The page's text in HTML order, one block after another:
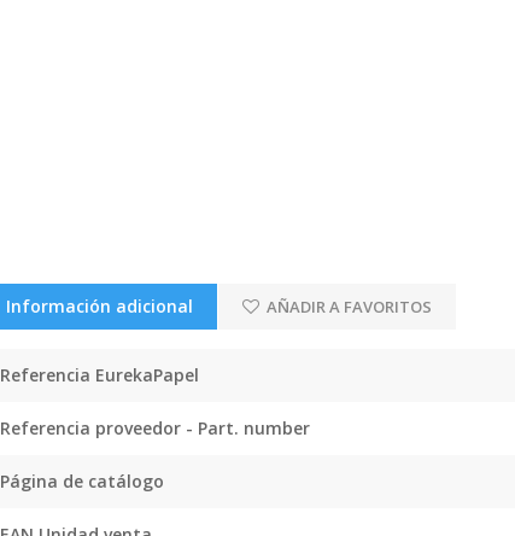
Información adicional AÑADIR A FAVORITOS
Referencia EurekaPapel
Referencia proveedor - Part. number
Página de catálogo